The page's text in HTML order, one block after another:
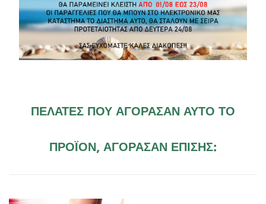
Σχόλια (0)
Δεν υπάρχουν κριτικές πελατών προς το παρόν.
ΠΕΛΆΤΕΣ ΠΟΥ ΑΓΌΡΑΣΑΝ ΑΥΤΌ ΤΟ
ΠΡΟΪΌΝ, ΑΓΌΡΑΣΑΝ ΕΠΊΣΗΣ: